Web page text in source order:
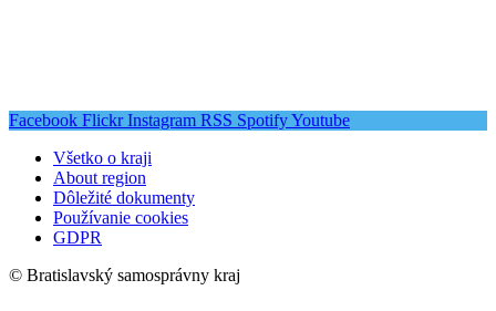
Facebook Flickr Instagram RSS SpotifyYoutube
Všetko o kraji
About region
Dôležité dokumenty
Používanie cookies
GDPR
© Bratislavský samosprávny kraj